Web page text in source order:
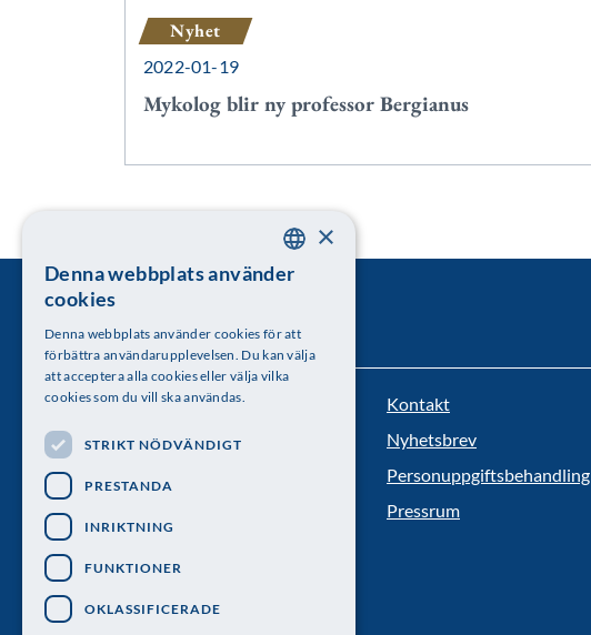
Nyhet
2022-01-19
Mykolog blir ny professor Bergianus
Kungl. Vetenskapsakademien
Besöksadress: Lilla Frescativägen 4A
Telefon: 08-673 95 00
Kontakt
Nyhetsbrev
Personuppgiftsbehandling
Pressrum
SWEDISH
×
Denna webbplats använder
cookies
Denna webbplats använder cookies för att
förbättra användarupplevelsen. Du kan välja
att acceptera alla cookies eller välja vilka
cookies som du vill ska användas.
STRIKT NÖDVÄNDIGT
PRESTANDA
INRIKTNING
FUNKTIONER
OKLASSIFICERADE